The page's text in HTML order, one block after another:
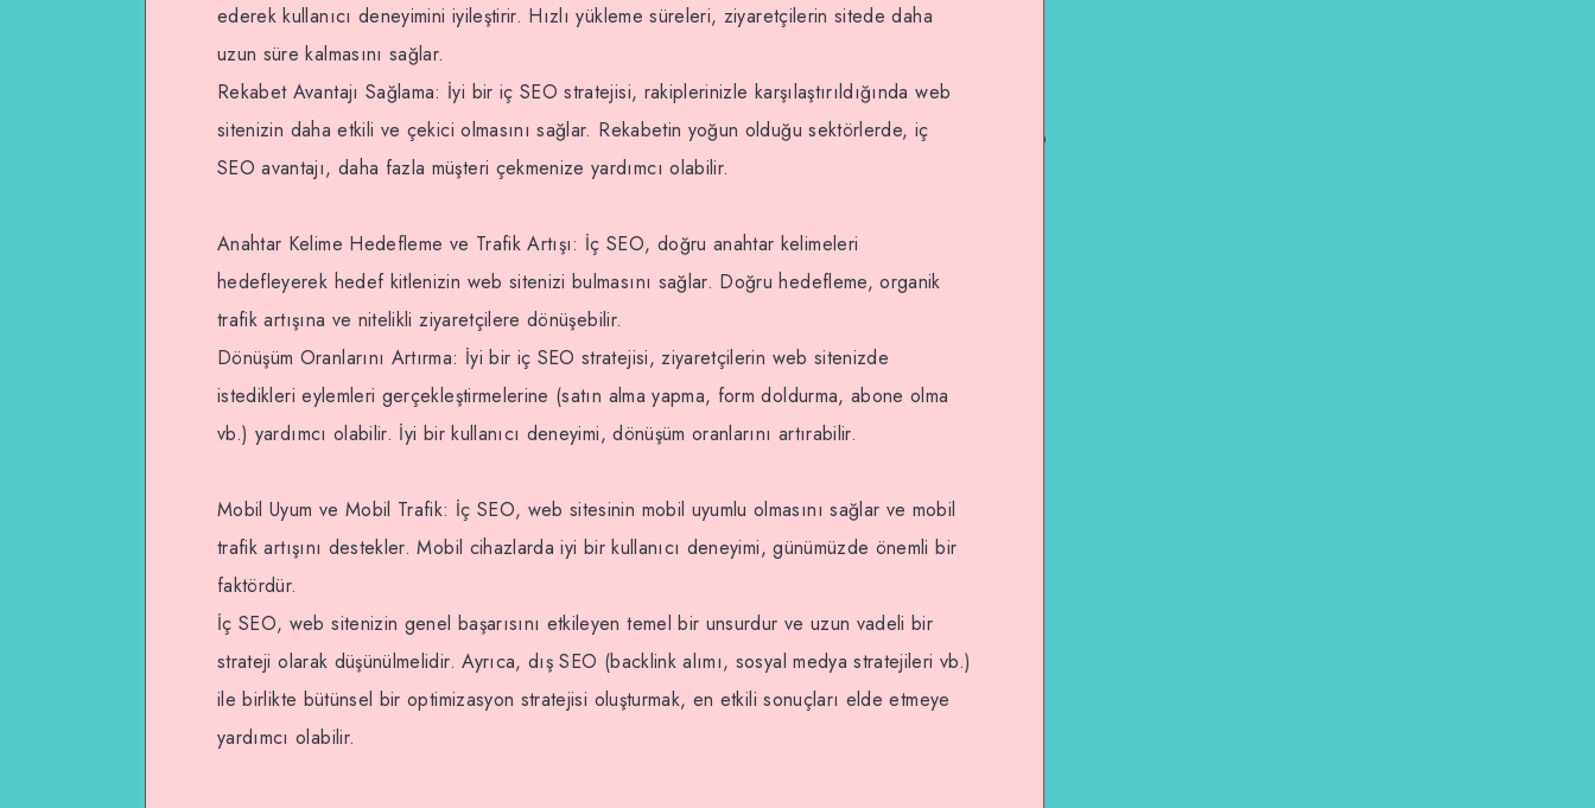
ederek kullanıcı deneyimini iyileştirir. Hızlı yükleme süreleri, ziyaretçilerin sitede daha
uzun süre kalmasını sağlar.
Rekabet Avantajı Sağlama: İyi bir iç SEO stratejisi, rakiplerinizle karşılaştırıldığında web
sitenizin daha etkili ve çekici olmasını sağlar. Rekabetin yoğun olduğu sektörlerde, iç
SEO avantajı, daha fazla müşteri çekmenize yardımcı olabilir.
Anahtar Kelime Hedefleme ve Trafik Artışı: İç SEO, doğru anahtar kelimeleri
hedefleyerek hedef kitlenizin web sitenizi bulmasını sağlar. Doğru hedefleme, organik
trafik artışına ve nitelikli ziyaretçilere dönüşebilir.
Dönüşüm Oranlarını Artırma: İyi bir iç SEO stratejisi, ziyaretçilerin web sitenizde
istedikleri eylemleri gerçekleştirmelerine (satın alma yapma, form doldurma, abone olma
vb.) yardımcı olabilir. İyi bir kullanıcı deneyimi, dönüşüm oranlarını artırabilir.
Mobil Uyum ve Mobil Trafik: İç SEO, web sitesinin mobil uyumlu olmasını sağlar ve mobil
trafik artışını destekler. Mobil cihazlarda iyi bir kullanıcı deneyimi, günümüzde önemli bir
faktördür.
İç SEO, web sitenizin genel başarısını etkileyen temel bir unsurdur ve uzun vadeli bir
strateji olarak düşünülmelidir. Ayrıca, dış SEO (backlink alımı, sosyal medya stratejileri vb.)
ile birlikte bütünsel bir optimizasyon stratejisi oluşturmak, en etkili sonuçları elde etmeye
yardımcı olabilir.